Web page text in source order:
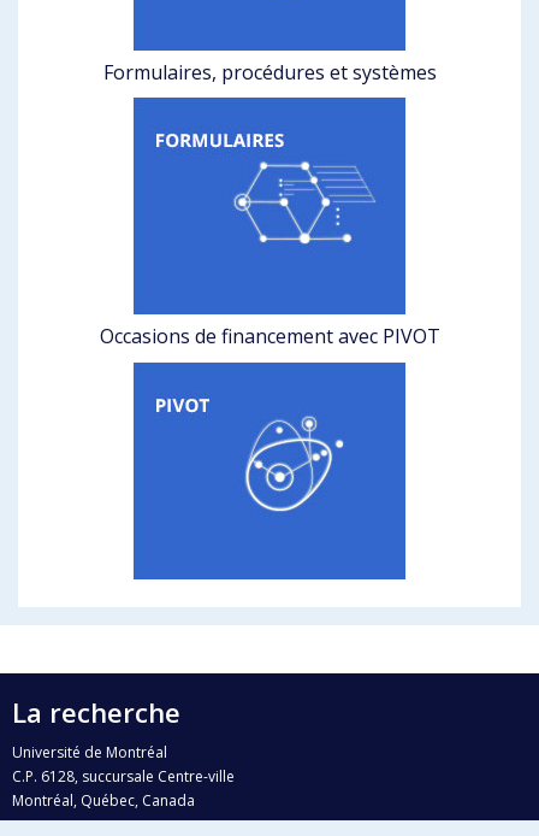
Formulaires, procédures et systèmes
Occasions de financement avec PIVOT
La recherche
Université de Montréal
C.P. 6128, succursale Centre-ville
Montréal, Québec, Canada
H3C 3J7